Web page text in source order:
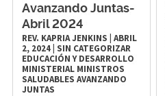
Avanzando Juntas-
Abril 2024
REV. KAPRIA JENKINS ABRIL
2, 2024| SIN CATEGORIZAR
EDUCACIÓN Y DESARROLLO
MINISTERIAL MINISTROS
SALUDABLES AVANZANDO
JUNTAS